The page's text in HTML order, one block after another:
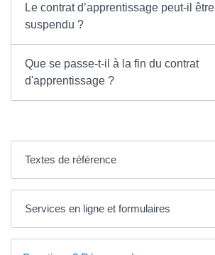
Le contrat d’apprentissage peut-il être
suspendu ?
Que se passe-t-il à la fin du contrat
d'apprentissage ?
Textes de référence
Services en ligne et formulaires